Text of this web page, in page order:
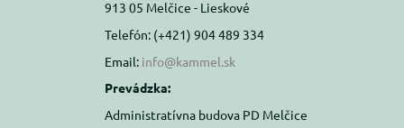
913 05 Melčice - Lieskové
Telefón: (+421) 904 489 334
Email: info@kammel.sk
Prevádzka:
Administratívna budova PD Melčice